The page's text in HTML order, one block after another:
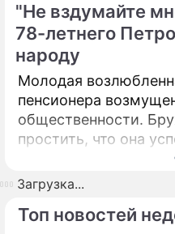
Топ новостей
"Не вздумайте
78-летнего
народу
Молодая
пенсионера
общественности.
простить, что она
харчах,
Степаненко, а затем
– Евгения Петросяна.
Загрузка...